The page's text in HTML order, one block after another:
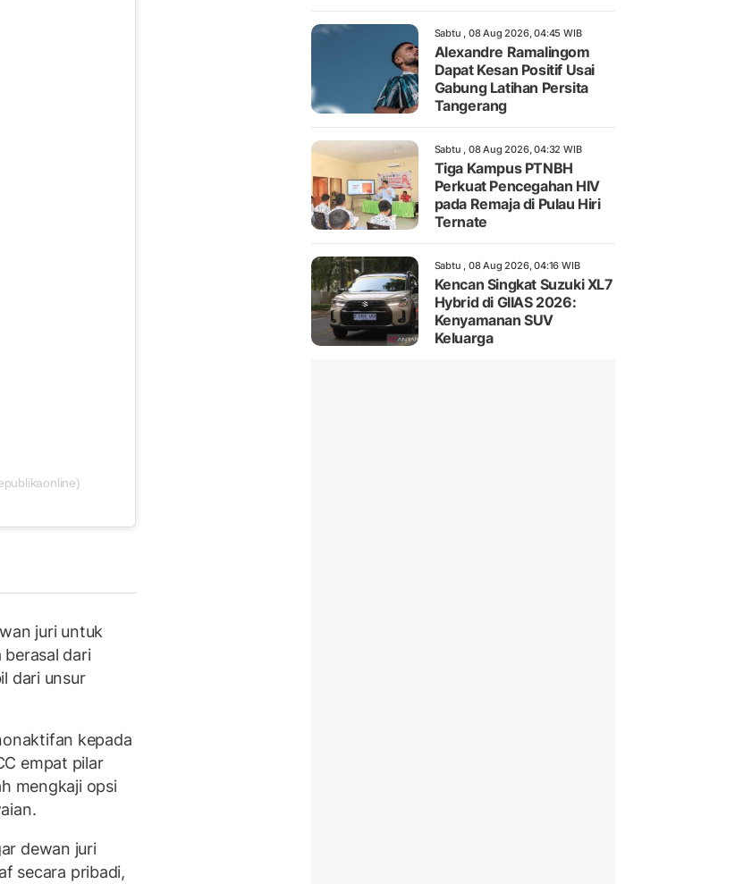
juri untuk
dari
dari unsur
kepada
empat pilar
mengkaji opsi
dewan juri
secara pribadi,
Sabtu , 08 Aug 2026, 04:45 WIB
Alexandre Ramalingom
Dapat Kesan Positif Usai
Gabung Latihan Persita
Tangerang
Sabtu , 08 Aug 2026, 04:32 WIB
Tiga Kampus PTNBH
Perkuat Pencegahan HIV
pada Remaja di Pulau Hiri
Ternate
Sabtu , 08 Aug 2026, 04:16 WIB
Kencan Singkat Suzuki XL7
Hybrid di GIIAS 2026:
Kenyamanan SUV
Keluarga